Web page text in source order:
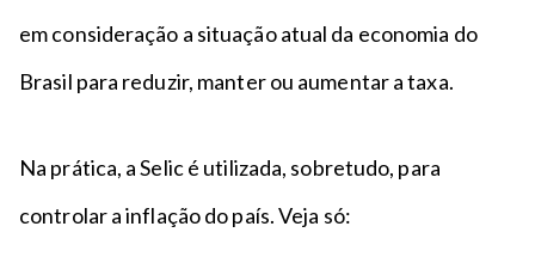
em consideração a situação atual da economia do
Brasil para reduzir, manter ou aumentar a taxa.
Na prática, a Selic é utilizada, sobretudo, para
controlar a inflação do país. Veja só: